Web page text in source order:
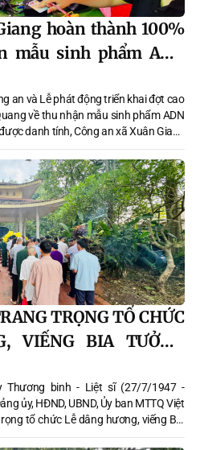
hoàn thành 100%
mẫu sinh phẩm ADN
an và Lễ phát động triển khai đợt cao
về thu nhận mẫu sinh phẩm ADN
danh tính, Công an xã Xuân Giang
hóa xã và các đơn vị chức năng tổ
nhận mẫu sinh phẩm ADN của thân
bàn.
TRỌNG TỔ CHỨC
VIẾNG BIA TƯỞNG
LIỆT SĨ
Thương binh - Liệt sĩ (27/7/1947 -
ủy, HĐND, UBND, Ủy ban MTTQ Việt
tổ chức Lễ dâng hương, viếng Bia
nhằm tưởng nhớ, tri ân công lao to lớn